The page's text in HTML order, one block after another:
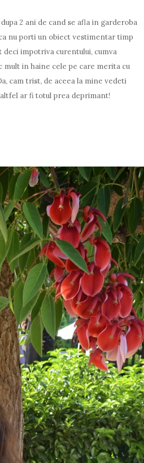
2 ani de cand se afla in garderoba
nu porti un obiect vestimentar timp
deci impotriva curentului, cumva
mult in haine cele pe care merita cu
cam trist, de aceea la mine vedeti
ar fi totul prea deprimant!